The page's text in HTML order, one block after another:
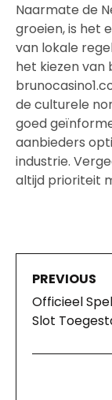
Naarmate de
groeien, is het
van lokale
het kiezen
de culturele
goed
aanbieders
industrie.
altijd prioriteit
PREVIOUS
Officieel
Slot